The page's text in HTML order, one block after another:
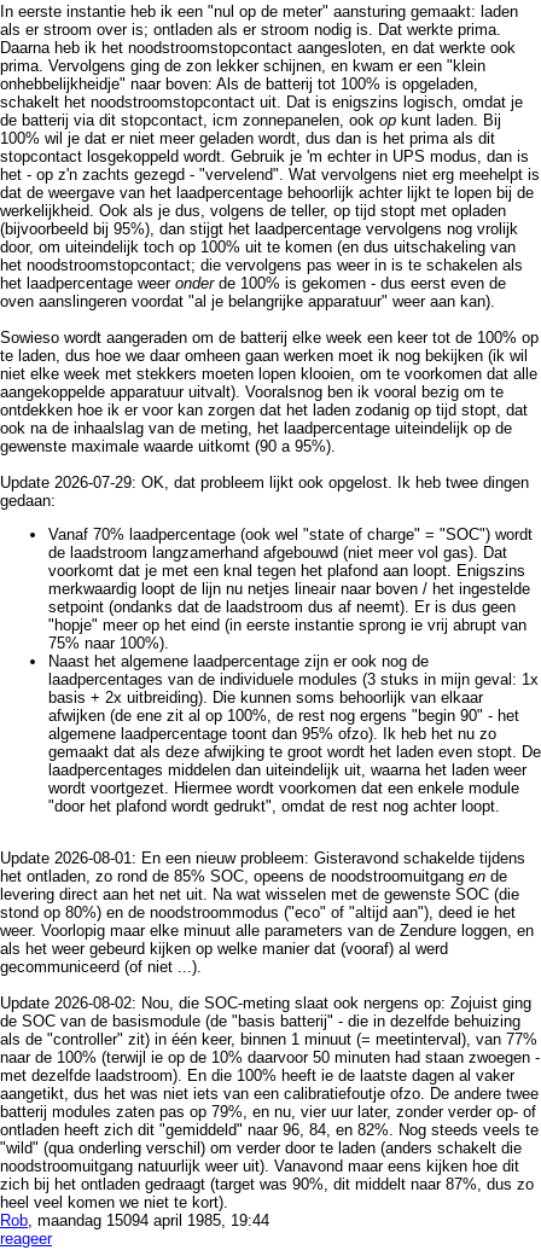
In eerste instantie heb ik een "nul op de meter" aansturing gemaakt: laden
als er stroom over is; ontladen als er stroom nodig is. Dat werkte prima.
Daarna heb ik het noodstroomstopcontact aangesloten, en dat werkte ook
prima. Vervolgens ging de zon lekker schijnen, en kwam er een "klein
onhebbelijkheidje" naar boven: Als de batterij tot 100% is opgeladen,
schakelt het noodstroomstopcontact uit. Dat is enigszins logisch, omdat je
de batterij via dit stopcontact, icm zonnepanelen, ook op kunt laden. Bij
100% wil je dat er niet meer geladen wordt, dus dan is het prima als dit
stopcontact losgekoppeld wordt. Gebruik je 'm echter in UPS modus, dan is
het - op z'n zachts gezegd - "vervelend". Wat vervolgens niet erg meehelpt is
dat de weergave van het laadpercentage behoorlijk achter lijkt te lopen bij de
werkelijkheid. Ook als je dus, volgens de teller, op tijd stopt met opladen
(bijvoorbeeld bij 95%), dan stijgt het laadpercentage vervolgens nog vrolijk
door, om uiteindelijk toch op 100% uit te komen (en dus uitschakeling van
het noodstroomstopcontact; die vervolgens pas weer in is te schakelen als
het laadpercentage weer onder de 100% is gekomen - dus eerst even de
oven aanslingeren voordat "al je belangrijke apparatuur" weer aan kan).
Sowieso wordt aangeraden om de batterij elke week een keer tot de 100% op
te laden, dus hoe we daar omheen gaan werken moet ik nog bekijken (ik wil
niet elke week met stekkers moeten lopen klooien, om te voorkomen dat alle
aangekoppelde apparatuur uitvalt). Vooralsnog ben ik vooral bezig om te
ontdekken hoe ik er voor kan zorgen dat het laden zodanig op tijd stopt, dat
ook na de inhaalslag van de meting, het laadpercentage uiteindelijk op de
gewenste maximale waarde uitkomt (90 a 95%).
Update 2026-07-29: OK, dat probleem lijkt ook opgelost. Ik heb twee dingen
gedaan:
Vanaf 70% laadpercentage (ook wel "state of charge" = "SOC") wordt
de laadstroom langzamerhand afgebouwd (niet meer vol gas). Dat
voorkomt dat je met een knal tegen het plafond aan loopt. Enigszins
merkwaardig loopt de lijn nu netjes lineair naar boven / het ingestelde
setpoint (ondanks dat de laadstroom dus af neemt). Er is dus geen
"hopje" meer op het eind (in eerste instantie sprong ie vrij abrupt van
75% naar 100%).
Naast het algemene laadpercentage zijn er ook nog de
laadpercentages van de individuele modules (3 stuks in mijn geval: 1x
basis + 2x uitbreiding). Die kunnen soms behoorlijk van elkaar
afwijken (de ene zit al op 100%, de rest nog ergens "begin 90" - het
algemene laadpercentage toont dan 95% ofzo). Ik heb het nu zo
gemaakt dat als deze afwijking te groot wordt het laden even stopt. De
laadpercentages middelen dan uiteindelijk uit, waarna het laden weer
wordt voortgezet. Hiermee wordt voorkomen dat een enkele module
"door het plafond wordt gedrukt", omdat de rest nog achter loopt.
Update 2026-08-01: En een nieuw probleem: Gisteravond schakelde tijdens
het ontladen, zo rond de 85% SOC, opeens de noodstroomuitgang en de
levering direct aan het net uit. Na wat wisselen met de gewenste SOC (die
stond op 80%) en de noodstroommodus ("eco" of "altijd aan"), deed ie het
weer. Voorlopig maar elke minuut alle parameters van de Zendure loggen, en
als het weer gebeurd kijken op welke manier dat (vooraf) al werd
gecommuniceerd (of niet ...).
Update 2026-08-02: Nou, die SOC-meting slaat ook nergens op: Zojuist ging
de SOC van de basismodule (de "basis batterij" - die in dezelfde behuizing
als de "controller" zit) in één keer, binnen 1 minuut (= meetinterval), van 77%
naar de 100% (terwijl ie op de 10% daarvoor 50 minuten had staan zwoegen -
met dezelfde laadstroom). En die 100% heeft ie de laatste dagen al vaker
aangetikt, dus het was niet iets van een calibratiefoutje ofzo. De andere twee
batterij modules zaten pas op 79%, en nu, vier uur later, zonder verder op- of
ontladen heeft zich dit "gemiddeld" naar 96, 84, en 82%. Nog steeds veels te
"wild" (qua onderling verschil) om verder door te laden (anders schakelt die
noodstroomuitgang natuurlijk weer uit). Vanavond maar eens kijken hoe dit
zich bij het ontladen gedraagt (target was 90%, dit middelt naar 87%, dus zo
heel veel komen we niet te kort).
Rob, maandag 15094 april 1985, 19:44
reageer